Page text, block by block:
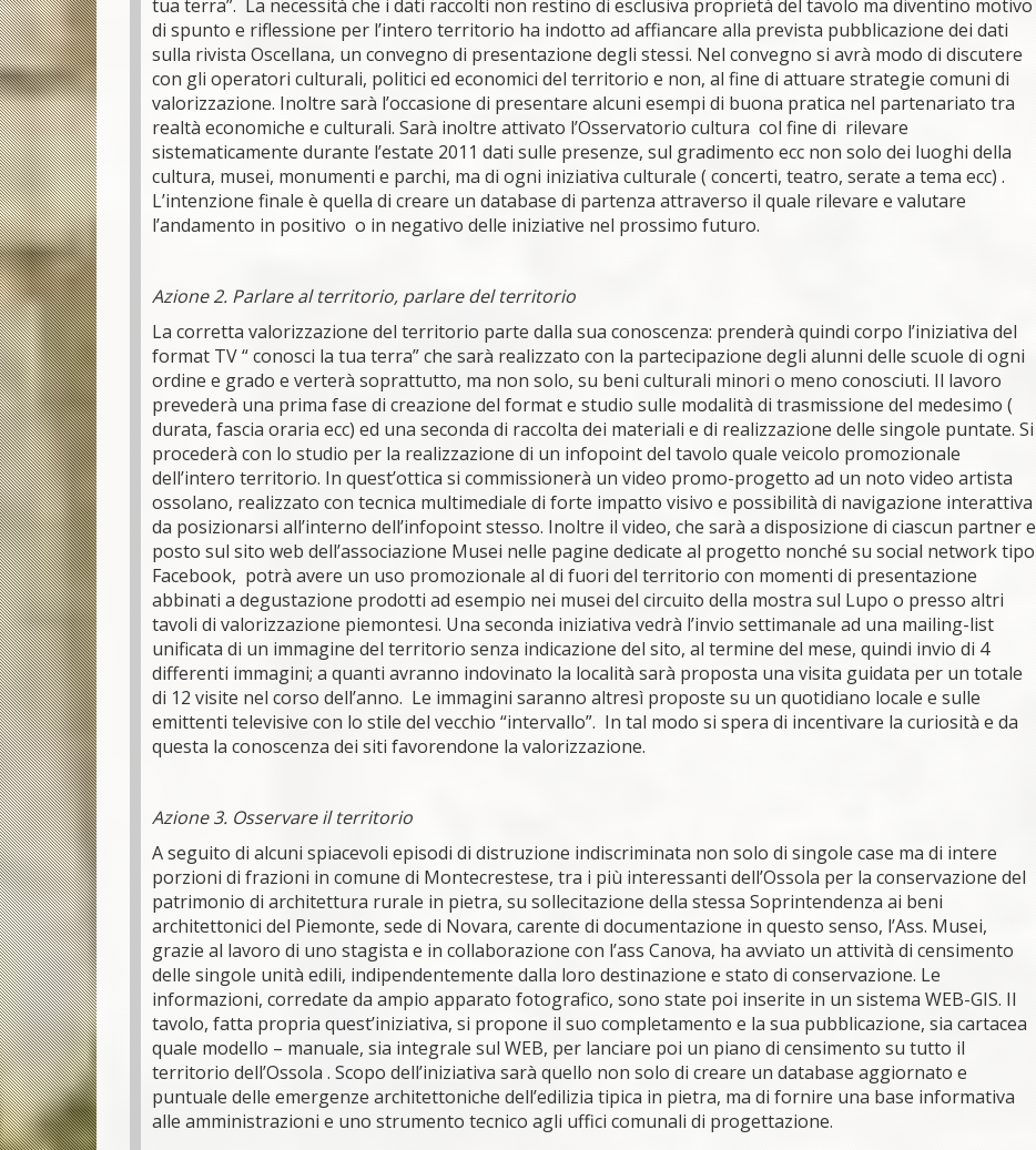
tua terra”. La necessità che i dati raccolti non restino di esclusiva proprietà del tavolo ma diventino motivo
di spunto e riflessione per l’intero territorio ha indotto ad affiancare alla prevista pubblicazione dei dati
sulla rivista Oscellana, un convegno di presentazione degli stessi. Nel convegno si avrà modo di discutere
con gli operatori culturali, politici ed economici del territorio e non, al fine di attuare strategie comuni di
valorizzazione. Inoltre sarà l’occasione di presentare alcuni esempi di buona pratica nel partenariato tra
realtà economiche e culturali. Sarà inoltre attivato l’Osservatorio cultura col fine di rilevare
sistematicamente durante l’estate 2011 dati sulle presenze, sul gradimento ecc non solo dei luoghi della
cultura, musei, monumenti e parchi, ma di ogni iniziativa culturale ( concerti, teatro, serate a tema ecc) .
L’intenzione finale è quella di creare un database di partenza attraverso il quale rilevare e valutare
l’andamento in positivo o in negativo delle iniziative nel prossimo futuro.
Azione 2. Parlare al territorio, parlare del territorio
La corretta valorizzazione del territorio parte dalla sua conoscenza: prenderà quindi corpo l’iniziativa del
format TV “ conosci la tua terra” che sarà realizzato con la partecipazione degli alunni delle scuole di ogni
ordine e grado e verterà soprattutto, ma non solo, su beni culturali minori o meno conosciuti. Il lavoro
prevederà una prima fase di creazione del format e studio sulle modalità di trasmissione del medesimo (
durata, fascia oraria ecc) ed una seconda di raccolta dei materiali e di realizzazione delle singole puntate. Si
procederà con lo studio per la realizzazione di un infopoint del tavolo quale veicolo promozionale
dell’intero territorio. In quest’ottica si commissionerà un video promo-progetto ad un noto video artista
ossolano, realizzato con tecnica multimediale di forte impatto visivo e possibilità di navigazione interattiva
da posizionarsi all’interno dell’infopoint stesso. Inoltre il video, che sarà a disposizione di ciascun partner e
posto sul sito web dell’associazione Musei nelle pagine dedicate al progetto nonché su social network tipo
Facebook, potrà avere un uso promozionale al di fuori del territorio con momenti di presentazione
abbinati a degustazione prodotti ad esempio nei musei del circuito della mostra sul Lupo o presso altri
tavoli di valorizzazione piemontesi. Una seconda iniziativa vedrà l’invio settimanale ad una mailing-list
unificata di un immagine del territorio senza indicazione del sito, al termine del mese, quindi invio di 4
differenti immagini; a quanti avranno indovinato la località sarà proposta una visita guidata per un totale
di 12 visite nel corso dell’anno. Le immagini saranno altresì proposte su un quotidiano locale e sulle
emittenti televisive con lo stile del vecchio “intervallo”. In tal modo si spera di incentivare la curiosità e da
questa la conoscenza dei siti favorendone la valorizzazione.
Azione 3. Osservare il territorio
A seguito di alcuni spiacevoli episodi di distruzione indiscriminata non solo di singole case ma di intere
porzioni di frazioni in comune di Montecrestese, tra i più interessanti dell’Ossola per la conservazione del
patrimonio di architettura rurale in pietra, su sollecitazione della stessa Soprintendenza ai beni
architettonici del Piemonte, sede di Novara, carente di documentazione in questo senso, l’Ass. Musei,
grazie al lavoro di uno stagista e in collaborazione con l’ass Canova, ha avviato un attività di censimento
delle singole unità edili, indipendentemente dalla loro destinazione e stato di conservazione. Le
informazioni, corredate da ampio apparato fotografico, sono state poi inserite in un sistema WEB-GIS. Il
tavolo, fatta propria quest’iniziativa, si propone il suo completamento e la sua pubblicazione, sia cartacea
quale modello – manuale, sia integrale sul WEB, per lanciare poi un piano di censimento su tutto il
territorio dell’Ossola . Scopo dell’iniziativa sarà quello non solo di creare un database aggiornato e
puntuale delle emergenze architettoniche dell’edilizia tipica in pietra, ma di fornire una base informativa
alle amministrazioni e uno strumento tecnico agli uffici comunali di progettazione.